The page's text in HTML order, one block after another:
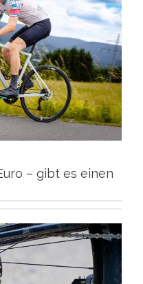
– gibt es einen